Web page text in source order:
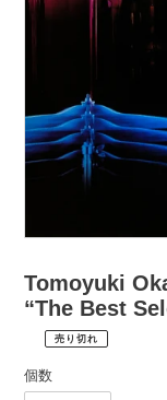
Tomoyuki
“The Best
常
¥1,980
売り切れ
税
込
個数